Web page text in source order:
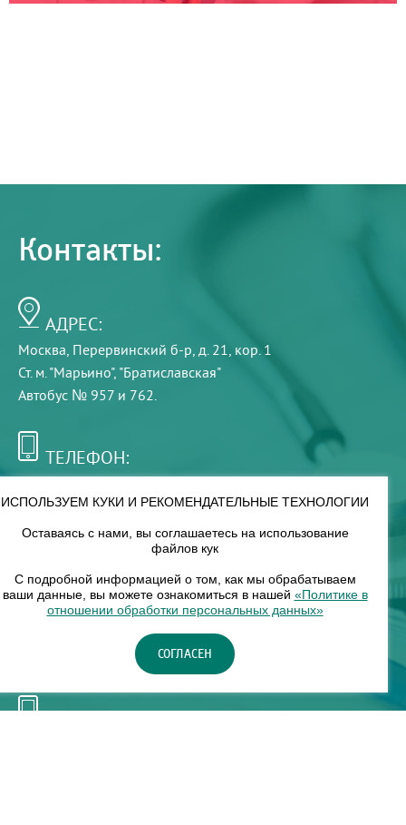
Контакты:
АДРЕС:
Москва, Перервинский б-р, д. 21, кор. 1
Ст. м. "Марьино", "Братиславская"
Автобус № 957 и 762.
ТЕЛЕФОН:
РЕЖИМ РАБОТЫ:
8 — 18
НАШ ФИЛИАЛ:
Москва, м. Нагорное, Нагорный б-р, д. 19, кор. 1
ИСПОЛЬЗУЕМ КУКИ И РЕКОМЕНДАТЕЛЬНЫЕ ТЕХНОЛОГИИ
Оставаясь с нами, вы соглашаетесь на использование
файлов кук
С подробной информацией о том, как мы обрабатываем
ваши данные, вы можете ознакомиться в нашей «Политике в
отношении обработки персональных данных»
СОГЛАСЕН